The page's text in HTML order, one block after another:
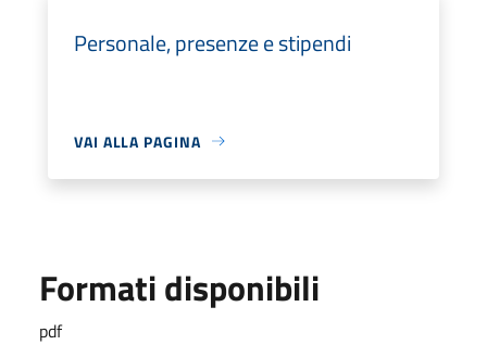
Personale, presenze e stipendi
VAI ALLA PAGINA
Formati disponibili
pdf